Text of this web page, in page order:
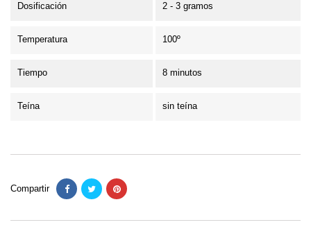
Dosificación 2 - 3 gramos
Temperatura 100º
Tiempo 8 minutos
Teína sin teína
Compartir